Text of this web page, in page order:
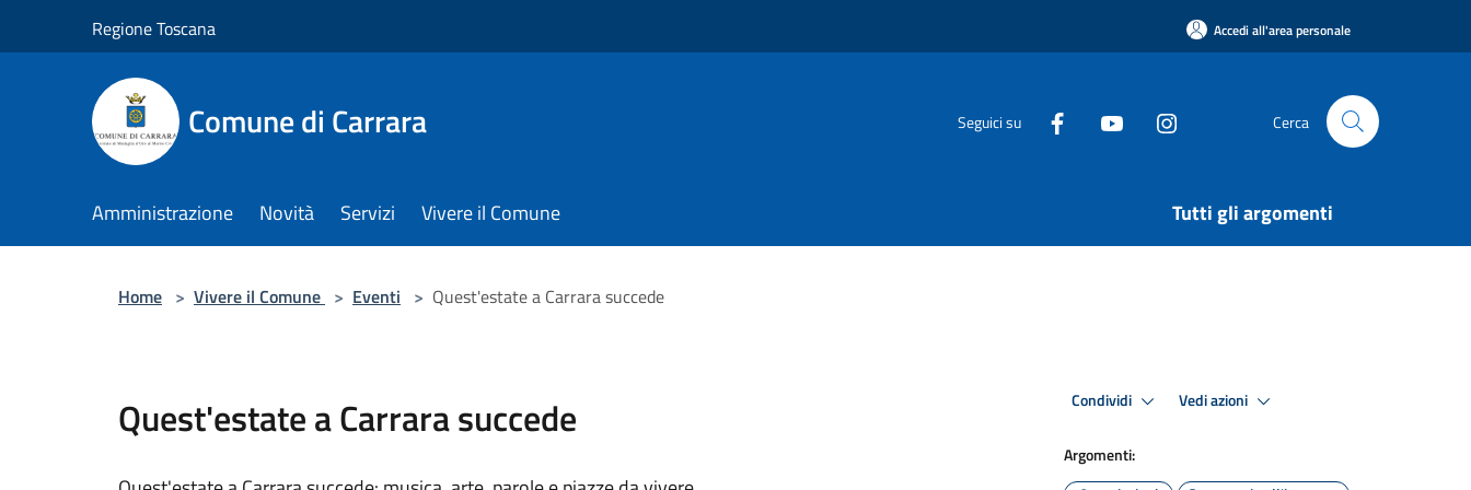
Regione Toscana Accedi all'area personale
Comune di Carrara Seguici su Cerca
Amministrazione Novità Servizi Vivere il Comune Tutti gli argomenti
Home > Vivere il Comune > Eventi > Quest'estate a Carrara succede
Quest'estate a Carrara succede Condividi Vedi azioni
Argomenti: